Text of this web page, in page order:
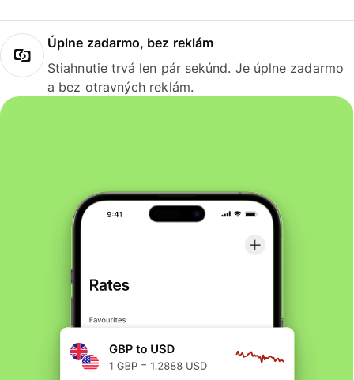
Úplne zadarmo, bez reklám
Stiahnutie trvá len pár sekúnd. Je úplne zadarmo
a bez otravných reklám.